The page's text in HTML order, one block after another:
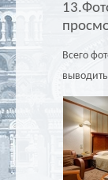
Всего